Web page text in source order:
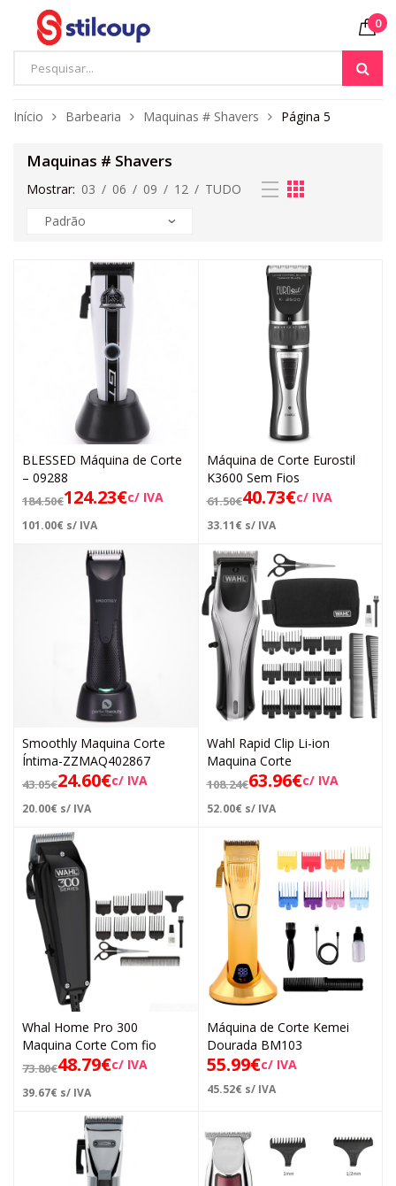
0
Início Barbearia Maquinas # Shavers Página 5
Maquinas # Shavers
Mostrar: 03 / 06 / 09 / 12 / TUDO
BLESSED Máquina de Corte
– 09288
184.50€124.23€c/ IVA
101.00€ s/ IVA
Máquina de Corte Eurostil
K3600 Sem Fios
61.50€40.73€c/ IVA
33.11€ s/ IVA
Smoothly Maquina Corte
Íntima-ZZMAQ402867
43.05€24.60€c/ IVA
20.00€ s/ IVA
Wahl Rapid Clip Li-ion
Maquina Corte
108.24€63.96€c/ IVA
52.00€ s/ IVA
Whal Home Pro 300
Maquina Corte Com fio
73.80€48.79€c/ IVA
39.67€ s/ IVA
Máquina de Corte Kemei
Dourada BM103
55.99€c/ IVA
45.52€ s/ IVA